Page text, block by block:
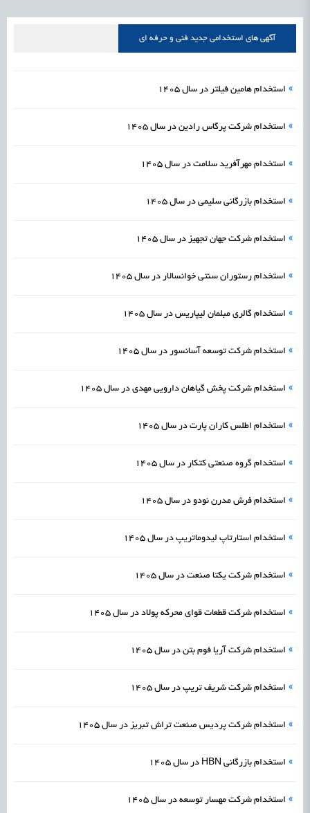
علمی
1405/05/17 اشتغال و کارآفرینی رسیدن مجوز ایجاد «سندباکس» به نهادهای توسعه‌ای و صنفی
آگهی های استخدامی جدید فنی و حرفه ای
» استخدام هامین فیلتر در سال 1405
» استخدام شرکت پرگاس رادین در سال 1405
» استخدام مهرآفرید سلامت در سال 1405
» استخدام بازرگانی سلیمی در سال 1405
» استخدام شرکت جهان تجهیز در سال 1405
» استخدام رستوران سنتی خوانسالار در سال 1405
» استخدام گالری مبلمان لیپاریس در سال 1405
» استخدام شرکت توسعه آسانسور در سال 1405
» استخدام شرکت پخش گیاهان دارویی مهدی در سال 1405
» استخدام اطلس کاران پارت در سال 1405
» استخدام گروه صنعتی کتکار در سال 1405
» استخدام فرش مدرن نودو در سال 1405
» استخدام استارتاپ لیدوماتریپ در سال 1405
» استخدام شرکت یکتا صنعت در سال 1405
» استخدام شرکت قطعات قوای محرکه پولاد در سال 1405
» استخدام شرکت آریا فوم بتن در سال 1405
» استخدام شرکت شریف تریپ در سال 1405
» استخدام شرکت پردیس صنعت تراش تبریز در سال 1405
» استخدام بازرگانی HBN در سال 1405
» استخدام شرکت مهسار توسعه در سال 1405